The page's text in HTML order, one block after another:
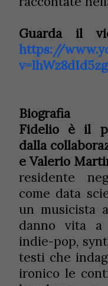
Guarda il
https://
v=lhWz8dId5zg
Biografia
Fidelio è il
dalla
e Valerio
residente
come data
un musicista
danno vita
indie-pop,
testi che
ironico le